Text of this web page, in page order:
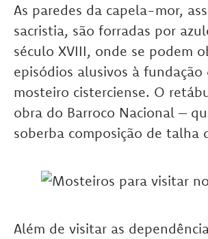
As paredes da capela-mor,
sacristia, são forradas por
século XVIII, onde se podem
episódios alusivos à fundação
mosteiro cisterciense. O
obra do Barroco Nacional –
soberba composição de talha
Além de visitar as